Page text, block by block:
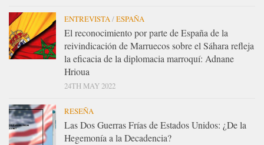
ENTREVISTA/ESPAÑA
El reconocimiento por parte de España de la
reivindicación de Marruecos sobre el Sáhara refleja
la eficacia de la diplomacia marroquí: Adnane
Hrioua
24TH MAY 2022
RESEÑA
Las Dos Guerras Frías de Estados Unidos: ¿De la
Hegemonía a la Decadencia?